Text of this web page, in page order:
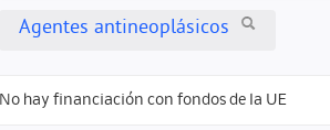
Agentes antineoplásicos
No hay financiación con fondos de la UE